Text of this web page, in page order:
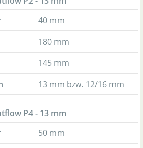
40 mm
180 mm
145 mm
13 mm bzw. 12/16 mm
P4 - 13 mm
50 mm